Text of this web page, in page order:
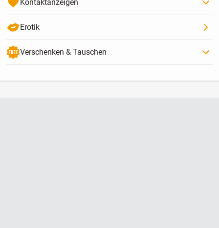
Kontaktanzeigen
Erotik
Verschenken & Tauschen